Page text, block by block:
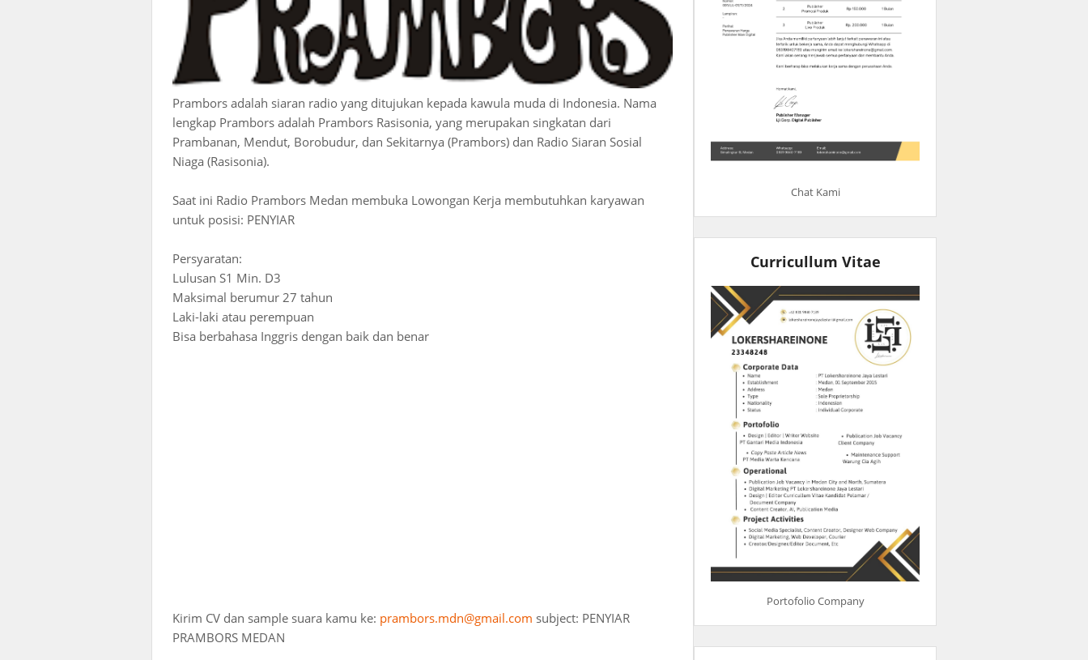
Prambors adalah siaran radio yang ditujukan kepada kawula muda di Indonesia. Nama
lengkap Prambors adalah Prambors Rasisonia, yang merupakan singkatan dari
Prambanan, Mendut, Borobudur, dan Sekitarnya (Prambors) dan Radio Siaran Sosial
Niaga (Rasisonia).
Saat ini Radio Prambors Medan membuka Lowongan Kerja membutuhkan karyawan
untuk posisi: PENYIAR
Persyaratan:
Lulusan S1 Min. D3
Maksimal berumur 27 tahun
Laki-laki atau perempuan
Bisa berbahasa Inggris dengan baik dan benar
Kirim CV dan sample suara kamu ke: prambors.mdn@gmail.com subject: PENYIAR
PRAMBORS MEDAN
Chat Kami
Curricullum Vitae
Portofolio Company